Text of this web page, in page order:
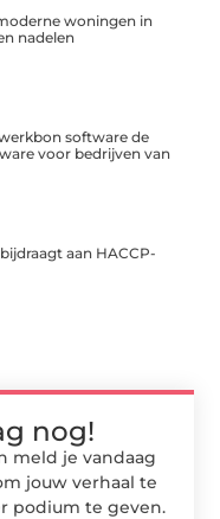
woningen in
nadelen
software de
voor bedrijven van
aan HACCP-
nog!
meld je vandaag
jouw verhaal te
podium te geven.